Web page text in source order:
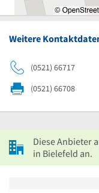
Weitere
(0521) 66717
(0521) 66708
Diese Anbieter
in Bielefeld an.